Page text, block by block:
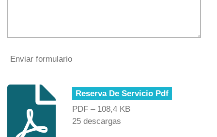
Enviar formulario
Reserva De Servicio Pdf
PDF – 108,4 KB
25 descargas